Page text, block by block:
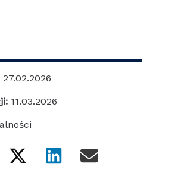
27.02.2026
11.03.2026